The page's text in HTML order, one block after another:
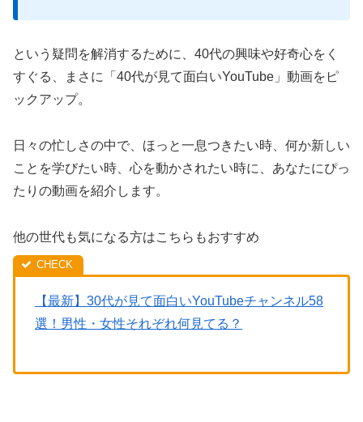
という疑問を解消するために、40代の興味や好奇心をく
すぐる、まさに「40代が見て面白いYouTube」動画をピ
ックアップ。
日々の忙しさの中で、ほっと一息つきたい時、何か新しい
ことを学びたい時、心を動かされたい時に、あなたにぴっ
たりの動画を紹介します。
他の世代も気になる方はこちらもおすすめ
【最新】30代が見て面白いYouTubeチャンネル58
選！男性・女性それぞれ何見てる？